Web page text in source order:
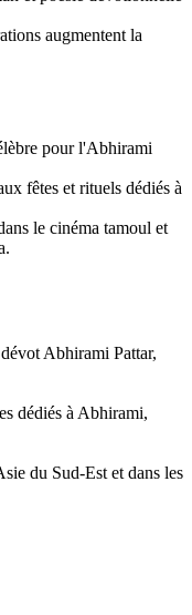
augmentent la
pour l'Abhirami
fêtes et rituels dédiés à
le cinéma tamoul et
Abhirami Pattar,
dédiés à Abhirami,
du Sud-Est et dans les